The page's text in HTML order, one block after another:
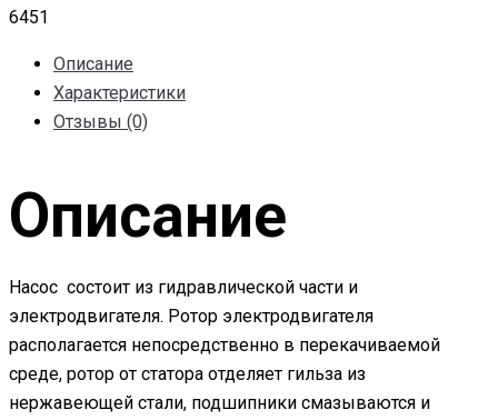
6451
Описание
Характеристики
Отзывы (0)
Описание
Насос состоит из гидравлической части и
электродвигателя. Ротор электродвигателя
располагается непосредственно в перекачиваемой
среде, ротор от статора отделяет гильза из
нержавеющей стали, подшипники смазываются и